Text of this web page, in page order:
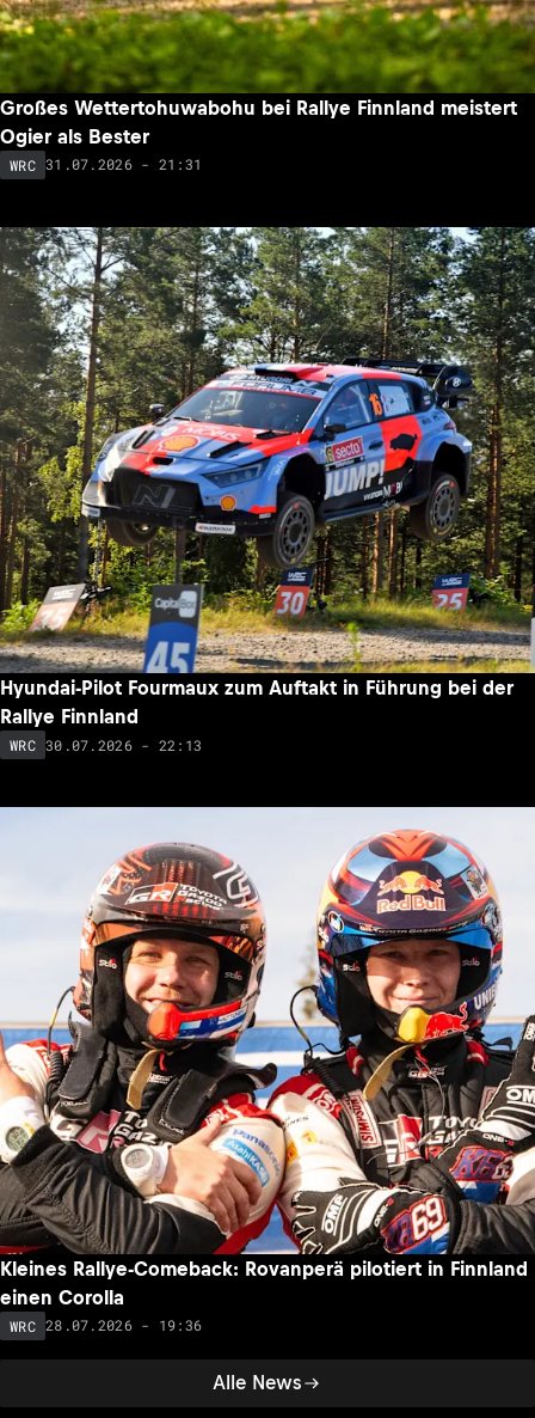
Alle News
Großes Wettertohuwabohu bei Rallye Finnland meistert
Ogier als Bester
WRC 31.07.2026 - 21:31
Hyundai-Pilot Fourmaux zum Auftakt in Führung bei der
Rallye Finnland
WRC 30.07.2026 - 22:13
Kleines Rallye-Comeback: Rovanperä pilotiert in Finnland
einen Corolla
WRC 28.07.2026 - 19:36